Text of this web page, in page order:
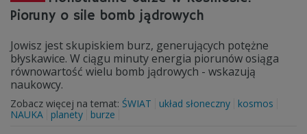
Pioruny o sile bomb jądrowych
Jowisz jest skupiskiem burz, generujących potężne
błyskawice. W ciągu minuty energia piorunów osiąga
równowartość wielu bomb jądrowych - wskazują
naukowcy.
Zobacz więcej na temat: ŚWIAT układ słoneczny
kosmos
NAUKA
planety burze